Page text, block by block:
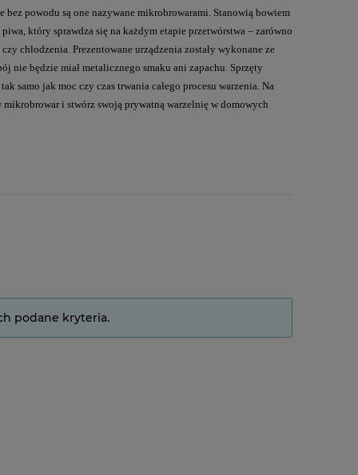
powodu są one nazywane mikrobrowarami. Stanowią bowiem
który sprawdza się na każdym etapie przetwórstwa – zarówno
chłodzenia. Prezentowane urządzenia zostały wykonane ze
nie będzie miał metalicznego smaku ani zapachu. Sprzęty
samo jak moc czy czas trwania całego procesu warzenia. Na
i stwórz swoją prywatną warzelnię w domowych
podane kryteria.